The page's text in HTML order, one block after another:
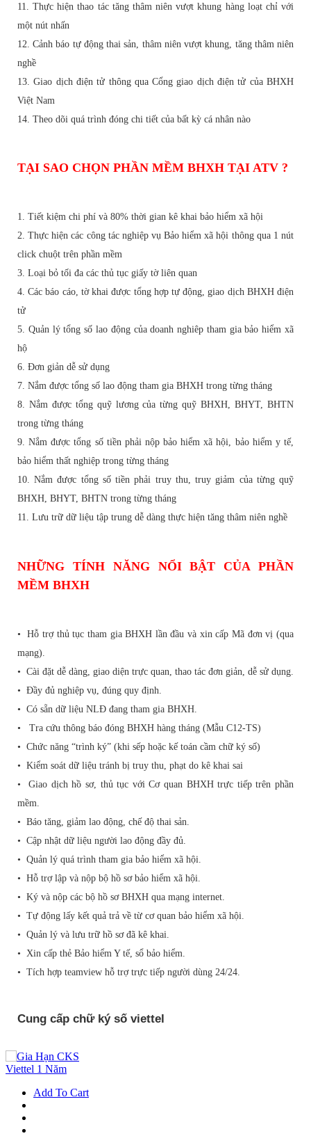
11. Thực hiện thao tác tăng thâm niên vượt khung hàng loạt chỉ với
một nút nhấn
12. Cảnh báo tự động thai sản, thâm niên vượt khung, tăng thâm niên
nghề
13. Giao dịch điện tử thông qua Cổng giao dịch điện tử của BHXH
Việt Nam
14. Theo dõi quá trình đóng chi tiết của bất kỳ cá nhân nào
TẠI SAO CHỌN PHẦN MỀM BHXH TẠI ATV ?
1. Tiết kiệm chi phí và 80% thời gian kê khai bảo hiểm xã hội
2. Thực hiện các công tác nghiệp vụ Bảo hiểm xã hội thông qua 1 nút
click chuột trên phần mềm
3. Loại bỏ tối đa các thủ tục giấy tờ liên quan
4. Các báo cáo, tờ khai được tổng hợp tự động, giao dịch BHXH điện
tử
5. Quản lý tổng số lao động của doanh nghiêp tham gia bảo hiểm xã
hộ
6. Đơn giản dễ sử dụng
7. Nắm được tổng số lao động tham gia BHXH trong từng tháng
8. Nắm được tổng quỹ lương của từng quỹ BHXH, BHYT, BHTN
trong từng tháng
9. Nắm được tổng số tiền phải nộp bảo hiểm xã hội, bảo hiểm y tế,
bảo hiểm thất nghiệp trong từng tháng
10. Nắm được tổng số tiền phải truy thu, truy giảm của từng quỹ
BHXH, BHYT, BHTN trong từng tháng
11. Lưu trữ dữ liệu tập trung dễ dàng thực hiện tăng thâm niên nghề
NHỮNG TÍNH NĂNG NỔI BẬT CỦA PHẦN
MỀM BHXH
• Hỗ trợ thủ tục tham gia BHXH lần đầu và xin cấp Mã đơn vị (qua
mạng).
• Cài đặt dễ dàng, giao diện trực quan, thao tác đơn giản, dễ sử dụng.
• Đầy đủ nghiệp vụ, đúng quy định.
• Có sẵn dữ liệu NLĐ đang tham gia BHXH.
• Tra cứu thông báo đóng BHXH hàng tháng (Mẫu C12-TS)
• Chức năng “trình ký” (khi sếp hoặc kế toán cầm chữ ký số)
• Kiểm soát dữ liệu tránh bị truy thu, phạt do kê khai sai
• Giao dịch hồ sơ, thủ tục với Cơ quan BHXH trực tiếp trên phần
mềm.
• Báo tăng, giảm lao động, chế độ thai sản.
• Cập nhật dữ liệu người lao động đầy đủ.
• Quản lý quá trình tham gia bảo hiểm xã hội.
• Hỗ trợ lập và nộp bộ hồ sơ bảo hiểm xã hội.
• Ký và nộp các bộ hồ sơ BHXH qua mạng internet.
• Tự động lấy kết quả trả về từ cơ quan bảo hiểm xã hội.
• Quản lý và lưu trữ hồ sơ đã kê khai.
• Xin cấp thẻ Bảo hiểm Y tế, sổ bảo hiểm.
• Tích hợp teamview hỗ trợ trực tiếp người dùng 24/24.
Cung cấp chữ ký số viettel
Add To Cart